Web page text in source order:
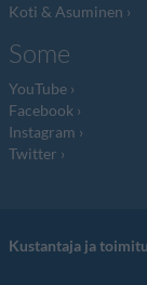
Koti & Asuminen
Some
YouTube
Facebook
Instagram
Twitter
Kustantaja ja